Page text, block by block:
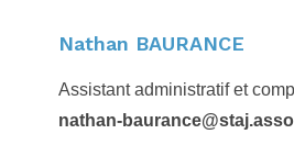
Nathan BAURANCE
Assistant administratif et
nathan-